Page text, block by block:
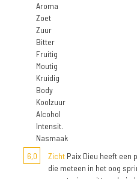
Aroma
Zoet
Zuur
Bitter
Fruitig
Moutig
Kruidig
Body
Koolzuur
Alcohol
Intensit.
Nasmaak
6,0
Zicht Paix Dieu heeft een
die meteen in het oog